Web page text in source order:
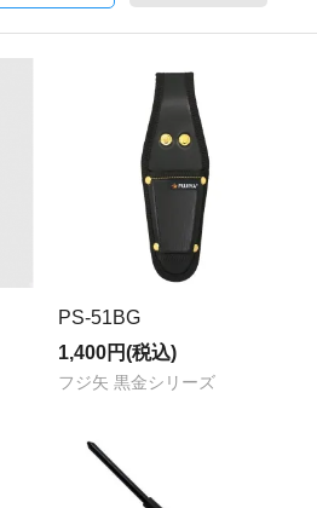
PS-51BG
1,400円(税込)
フジ矢 黒金シリーズ